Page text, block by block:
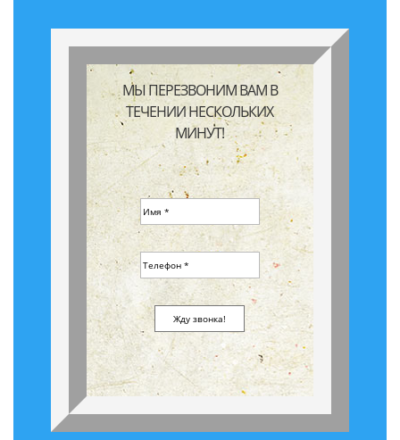
МЫ ПЕРЕЗВОНИМ ВАМ В
ТЕЧЕНИИ НЕСКОЛЬКИХ
МИНУТ!